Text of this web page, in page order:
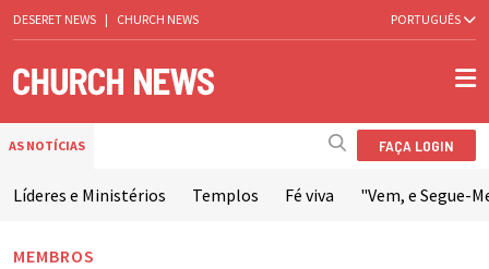
DESERET NEWS | CHURCH NEWS PORTUGUÊS
AS NOTÍCIAS FAÇA LOGIN
Líderes e Ministérios Templos Fé viva "Vem, e Segue-
MEMBROS